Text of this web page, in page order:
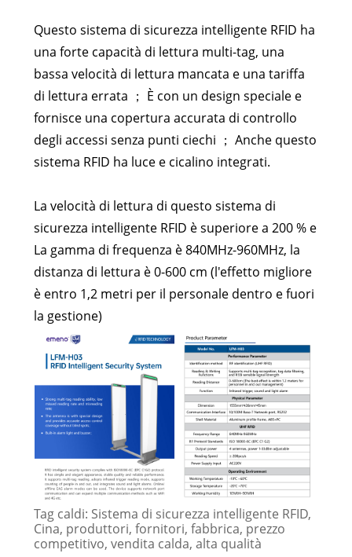
Questo sistema di sicurezza intelligente RFID ha
una forte capacità di lettura multi-tag, una
bassa velocità di lettura mancata e una tariffa
di lettura errata ； È con un design speciale e
fornisce una copertura accurata di controllo
degli accessi senza punti ciechi ； Anche questo
sistema RFID ha luce e cicalino integrati.
La velocità di lettura di questo sistema di
sicurezza intelligente RFID è superiore a 200 % e
La gamma di frequenza è 840MHz-960MHz, la
distanza di lettura è 0-600 cm (l'effetto migliore
è entro 1,2 metri per il personale dentro e fuori
la gestione)
Tag caldi: Sistema di sicurezza intelligente RFID,
Cina, produttori, fornitori, fabbrica, prezzo
competitivo, vendita calda, alta qualità